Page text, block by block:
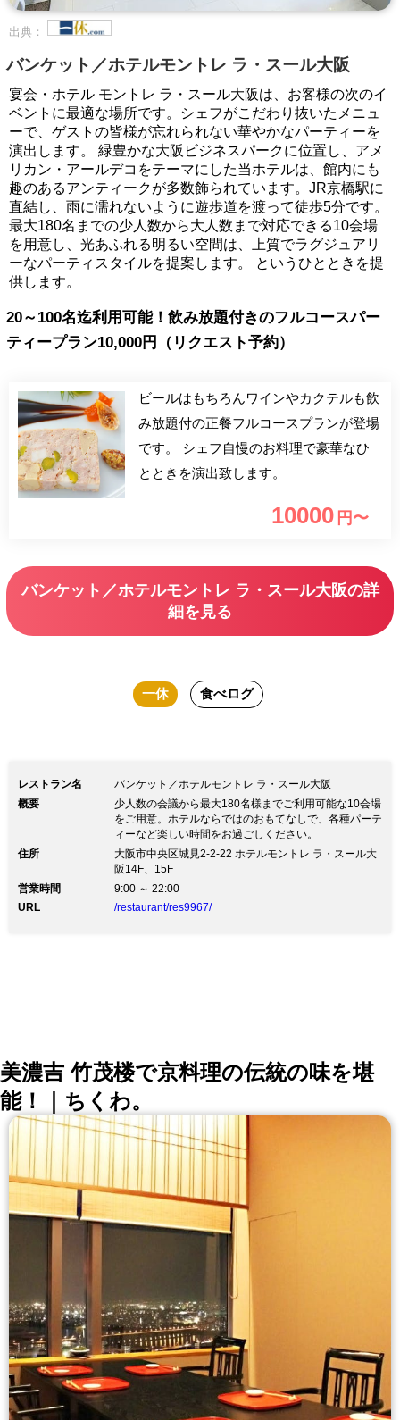
出典：
バンケット／ホテルモントレ ラ・スール大阪
宴会・ホテル モントレ ラ・スール大阪は、お客様の次のイ
ベントに最適な場所です。シェフがこだわり抜いたメニュ
ーで、ゲストの皆様が忘れられない華やかなパーティーを
演出します。 緑豊かな大阪ビジネスパークに位置し、アメ
リカン・アールデコをテーマにした当ホテルは、館内にも
趣のあるアンティークが多数飾られています。JR京橋駅に
直結し、雨に濡れないように遊歩道を渡って徒歩5分です。
最大180名までの少人数から大人数まで対応できる10会場
を用意し、光あふれる明るい空間は、上質でラグジュアリ
ーなパーティスタイルを提案します。 というひとときを提
供します。
20～100名迄利用可能！飲み放題付きのフルコースパー
ティープラン10,000円（リクエスト予約）
ビールはもちろんワインやカクテルも飲
み放題付の正餐フルコースプランが登場
です。 シェフ自慢のお料理で豪華なひ
とときを演出致します。
10000 円〜
バンケット／ホテルモントレ ラ・スール大阪の詳
細を見る
一休 食べログ
レストラン名
バンケット／ホテルモントレ ラ・スール大阪
概要
少人数の会議から最大180名様までご利用可能な10会場
をご用意。ホテルならではのおもてなしで、各種パーテ
ィーなど楽しい時間をお過ごしください。
住所
大阪市中央区城見2-2-22 ホテルモントレ ラ・スール大
阪14F、15F
営業時間
9:00 ～ 22:00
URL
/restaurant/res9967/
美濃吉 竹茂楼で京料理の伝統の味を堪
能！｜ちくわ。